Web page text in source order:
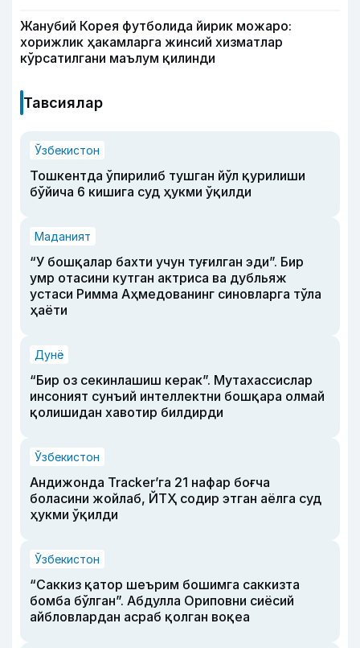
Жанубий Корея футболида йирик можаро:
хорижлик ҳакамларга жинсий хизматлар
кўрсатилгани маълум қилинди
Тавсиялар
Ўзбекистон
Тошкентда ўпирилиб тушган йўл қурилиши
бўйича 6 кишига суд ҳукми ўқилди
Маданият
“У бошқалар бахти учун туғилган эди”. Бир
умр отасини кутган актриса ва дубльяж
устаси Римма Аҳмедованинг синовларга тўла
ҳаёти
Дунё
“Бир оз секинлашиш керак”. Мутахассислар
инсоният сунъий интеллектни бошқара олмай
қолишидан хавотир билдирди
Ўзбекистон
Андижонда Tracker’га 21 нафар боғча
боласини жойлаб, ЙТҲ содир этган аёлга суд
ҳукми ўқилди
Ўзбекистон
“Саккиз қатор шеърим бошимга саккизта
бомба бўлган”. Абдулла Ориповни сиёсий
айбловлардан асраб қолган воқеа